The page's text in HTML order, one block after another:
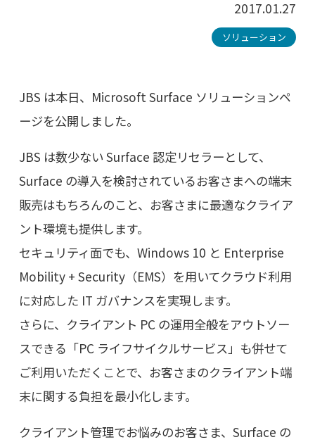
2017.01.27
ソリューション
JBS は本日、Microsoft Surface ソリューションペ
ージを公開しました。
JBS は数少ない Surface 認定リセラーとして、
Surface の導入を検討されているお客さまへの端末
販売はもちろんのこと、お客さまに最適なクライア
ント環境も提供します。
セキュリティ面でも、Windows 10 と Enterprise
Mobility + Security（EMS）を用いてクラウド利用
に対応した IT ガバナンスを実現します。
さらに、クライアント PC の運用全般をアウトソー
スできる「PC ライフサイクルサービス」も併せて
ご利用いただくことで、お客さまのクライアント端
末に関する負担を最小化します。
クライアント管理でお悩みのお客さま、Surface の